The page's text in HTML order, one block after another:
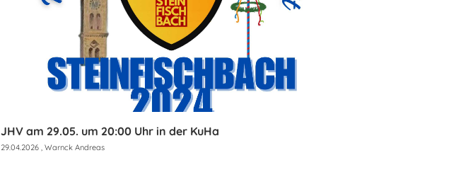
JHV am 29.05. um 20:00 Uhr in der KuHa
29.04.2026, Warnck Andreas